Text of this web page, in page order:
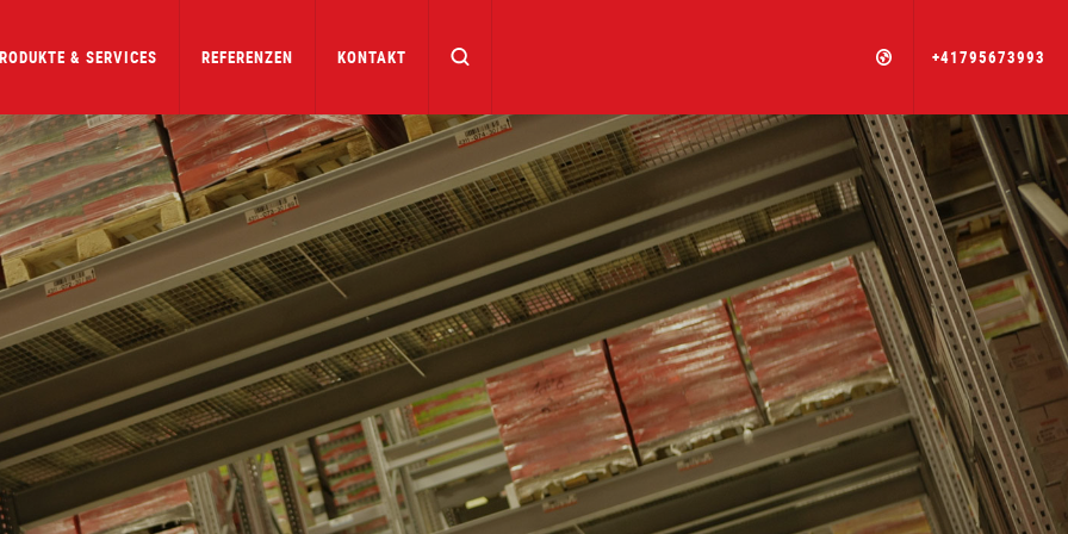
& SERVICES REFERENZEN KONTAKT +41795673993